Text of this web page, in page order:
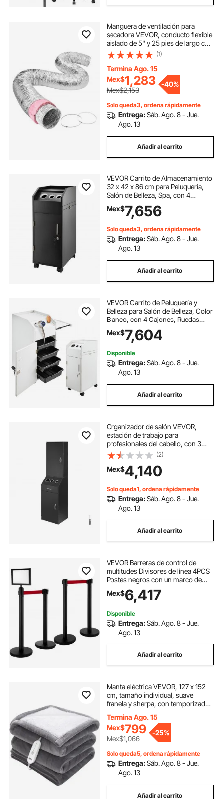
Manguera de ventilación para
secadora VEVOR, conducto flexible
aislado de 5'' y 25 pies de largo con
2 abrazaderas, protección de triple
capa para sistemas HVAC,
calefacción, refrigeración,
ventilación y escape, resistencia al
fuego R-6.0
(1)
Termina Ago. 15
Mex$1,283
Mex$2,153
-40%
Solo queda3, ordena rápidamente
Entrega:Sáb. Ago. 8 - Jue.
Ago. 13
Añadir al carrito
VEVOR Carrito de Almacenamiento
32 x 42 x 86 cm para Peluquería,
Salón de Belleza, Spa, con 4
Cajones, Ruedas Giratorias,
Cerradura con 2 Llaves y Soporte
para Secador de Pelo, Bandeja
Lateral, Negro
Mex$7,656
Solo queda3, ordena rápidamente
Entrega:Sáb. Ago. 8 - Jue.
Ago. 13
Añadir al carrito
VEVOR Carrito de Peluquería y
Belleza para Salón de Belleza, Color
Blanco, con 4 Cajones, Ruedas
Giratorias, Cerradura, 2 Llaves y
Soporte para Secador de Pelo,
Bandeja Lateral, 32 x 42 x 86 cm
Mex$7,604
Disponible
Entrega:Sáb. Ago. 8 - Jue.
Ago. 13
Añadir al carrito
Organizador de salón VEVOR,
estación de trabajo para
profesionales del cabello, con 3
soportes para secadores, espacio
de almacenamiento y un cajón, en
negro.
(2)
Mex$4,140
Solo queda1, ordena rápidamente
Entrega:Sáb. Ago. 8 - Jue.
Ago. 13
Añadir al carrito
VEVOR Barreras de control de
multitudes Divisores de línea 4PCS
Postes negros con un marco de
Mex$6,417
Disponible
Entrega:Sáb. Ago. 8 - Jue.
Ago. 13
Añadir al carrito
Manta eléctrica VEVOR, 127 x 152
cm, tamaño individual, suave
franela y sherpa, con temporizador
niveles de calefacción para sofá,
lavable a máquina, certificación ETL
y FCC (gris)
Termina Ago. 15
Mex$799
Mex$1,066
-25%
Solo queda5, ordena rápidamente
Entrega:Sáb. Ago. 8 - Jue.
Ago. 13
Añadir al carrito